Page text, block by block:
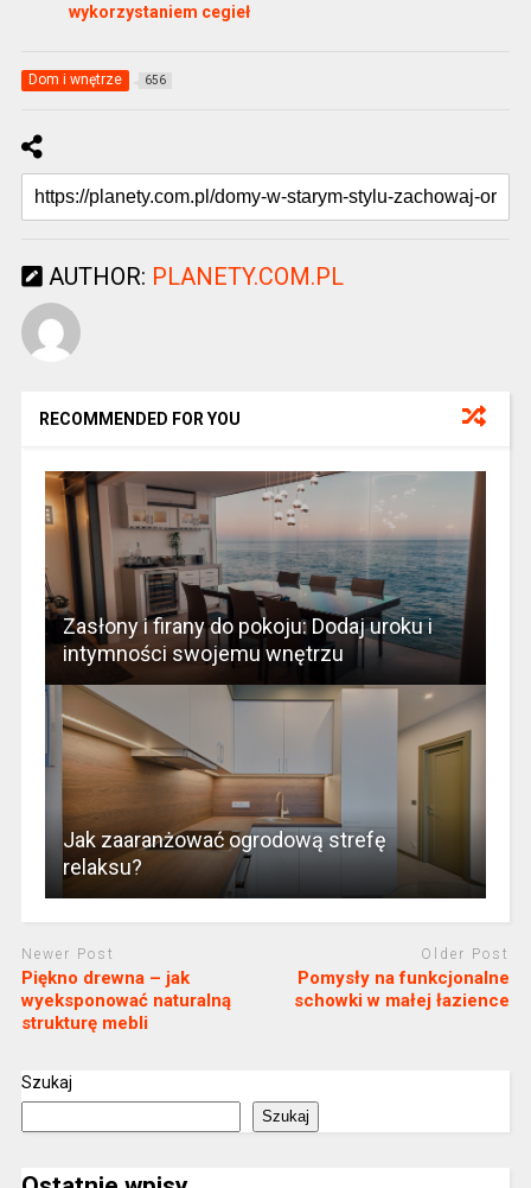
wykorzystaniem cegieł
Dom i wnętrze 656
AUTHOR: PLANETY.COM.PL
RECOMMENDED FOR YOU
Zasłony i firany do pokoju: Dodaj uroku i
intymności swojemu wnętrzu
Jak zaaranżować ogrodową strefę
relaksu?
Newer Post
Piękno drewna – jak
wyeksponować naturalną
strukturę mebli
Older Post
Pomysły na funkcjonalne
schowki w małej łazience
Szukaj
Szukaj